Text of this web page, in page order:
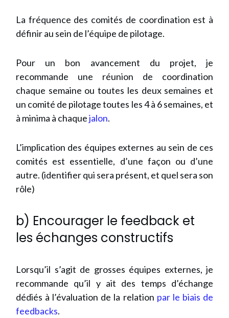
La fréquence des comités de coordination est à
définir au sein de l’équipe de pilotage.
Pour un bon avancement du projet, je
recommande une réunion de coordination
chaque semaine ou toutes les deux semaines et
un comité de pilotage toutes les 4 à 6 semaines, et
à minima à chaquejalon.
L’implication des équipes externes au sein de ces
comités est essentielle, d’une façon ou d’une
autre. (identifier qui sera présent, et quel sera son
rôle)
b) Encourager le feedback et
les échanges constructifs
Lorsqu’il s’agit de grosses équipes externes, je
recommande qu’il y ait des temps d’échange
dédiés à l’évaluation de la relation par le biais de
feedbacks.